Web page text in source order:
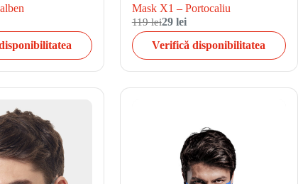
Mask X1 – Portocaliu
119 lei29 lei
Verifică disponibilitatea